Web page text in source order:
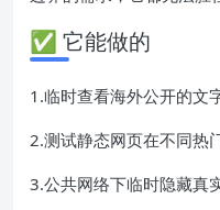
✅ 它能做的
1.临时查看海外公开的文
2.测试静态网页在不同热
3.公共网络下临时隐藏真